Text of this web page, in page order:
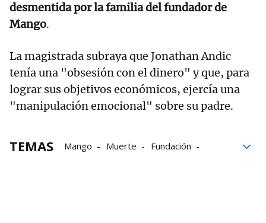
desmentida por la familia del fundador de
Mango.
La magistrada subraya que Jonathan Andic
tenía una "obsesión con el dinero" y que, para
lograr sus objetivos económicos, ejercía una
"manipulación emocional" sobre su padre.
TEMAS Mango Muerte
Fundación